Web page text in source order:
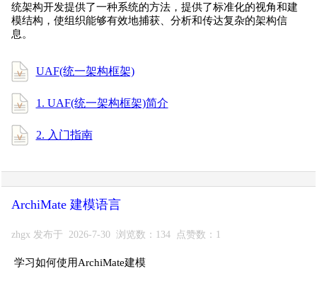
统架构开发提供了一种系统的方法，提供了标准化的视角和建
模结构，使组织能够有效地捕获、分析和传达复杂的架构信
息。
UAF(统一架构框架)
1. UAF(统一架构框架)简介
2. 入门指南
ArchiMate 建模语言
zhgx 发布于 2026-7-30 浏览数：134 点赞数：1
学习如何使用ArchiMate建模